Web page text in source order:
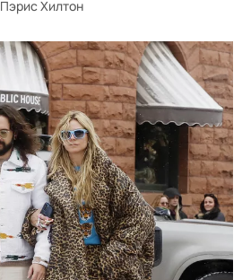
Пэрис Хилтон